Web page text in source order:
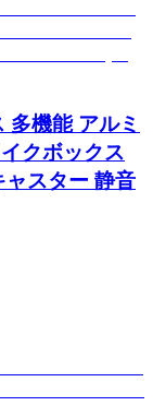
多機能 アルミ
クボックス
スター 静音